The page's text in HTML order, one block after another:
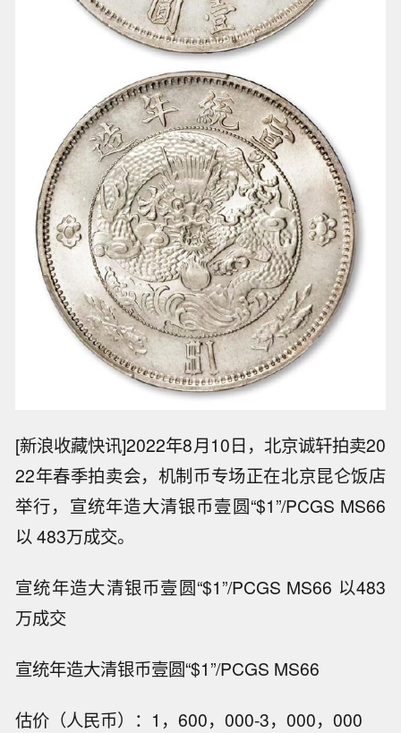
[新浪收藏快讯]2022年8月10日，北京诚轩拍卖20
22年春季拍卖会，机制币专场正在北京昆仑饭店
举行，宣统年造大清银币壹圆“$1”/PCGS MS66
以 483万成交。
宣统年造大清银币壹圆“$1”/PCGS MS66 以483
万成交
宣统年造大清银币壹圆“$1”/PCGS MS66
估价（人民币）：1，600，000-3，000，000